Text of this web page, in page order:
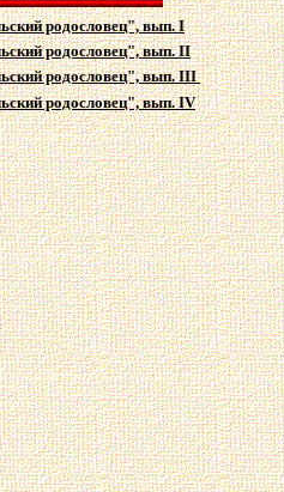
родословец", вып. I
родословец", вып. II
родословец", вып. III
родословец", вып.IV